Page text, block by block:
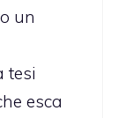
un
tesi
esca